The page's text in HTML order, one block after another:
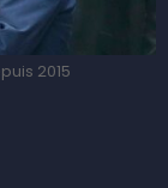
2015